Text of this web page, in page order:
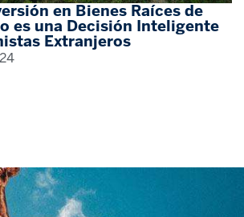
en Bienes Raíces de
es una Decisión Inteligente
Extranjeros